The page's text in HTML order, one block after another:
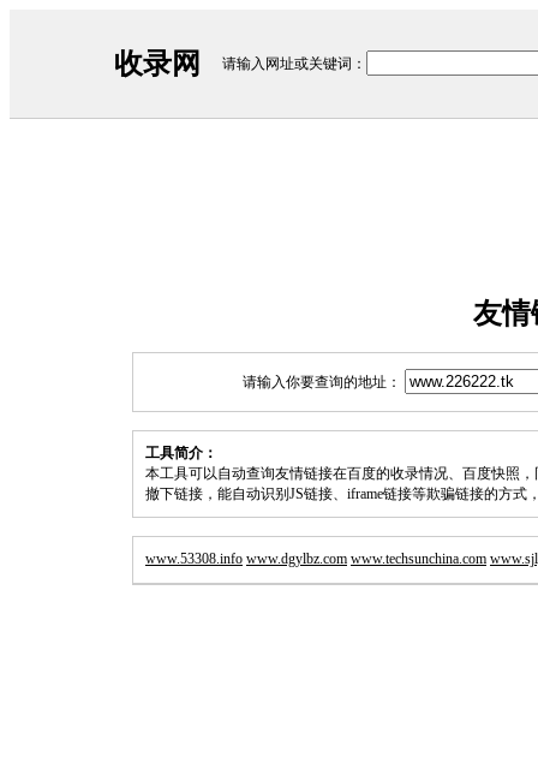
收录网 请输入网址或关键词：
友情
请输入你要查询的地址：
工具简介：
本工具可以自动查询友情链接在百度的收录情况、百度快照
撤下链接，能自动识别JS链接、iframe链接等欺骗链接的方式
www.53308.info www.dgylbz.com www.techsunchina.com